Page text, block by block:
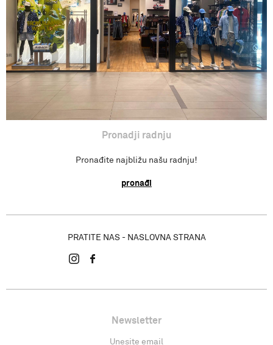
Pronađi radnju
Pronadji radnju
Pronađite najbližu našu radnju!
pronađi
PRATITE NAS - NASLOVNA STRANA
Newsletter